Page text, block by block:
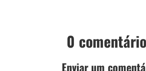
0
Enviar um